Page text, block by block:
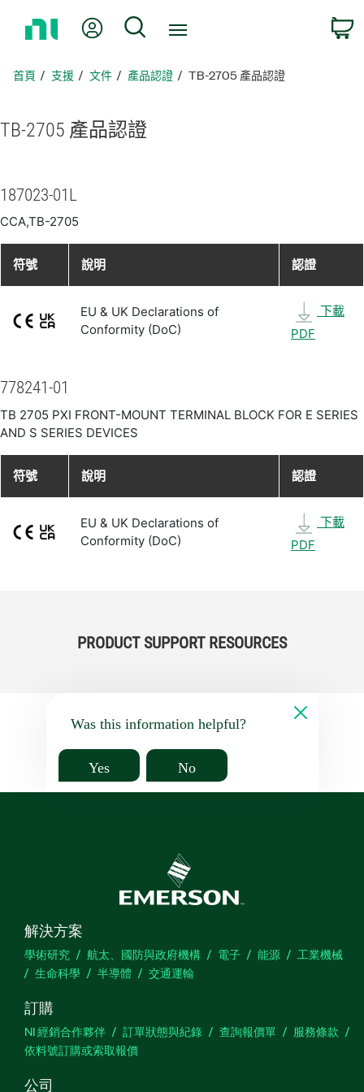
頁
我的帳號 搜尋
首頁 支援 文件 產品認證 TB-2705 產品認證
TB-2705 產品認證
187023-01L
CCA,TB-2705
符號 說明 認證
EU & UK Declarations of
Conformity (DoC)
下載
PDF
778241-01
TB 2705 PXI FRONT-MOUNT TERMINAL BLOCK FOR E SERIES
AND S SERIES DEVICES
符號 說明 認證
EU & UK Declarations of
Conformity (DoC)
下載
PDF
PRODUCT SUPPORT RESOURCES
Was this information helpful?
Yes No
解決方案
學術研究 航太、國防與政府機構 電子 能源
工業機械
生命科學
半導體 交通運輸
訂購
NI 經銷合作夥伴 訂單狀態與紀錄 查詢報價單
服務條款
依料號訂購或索取報價
公司